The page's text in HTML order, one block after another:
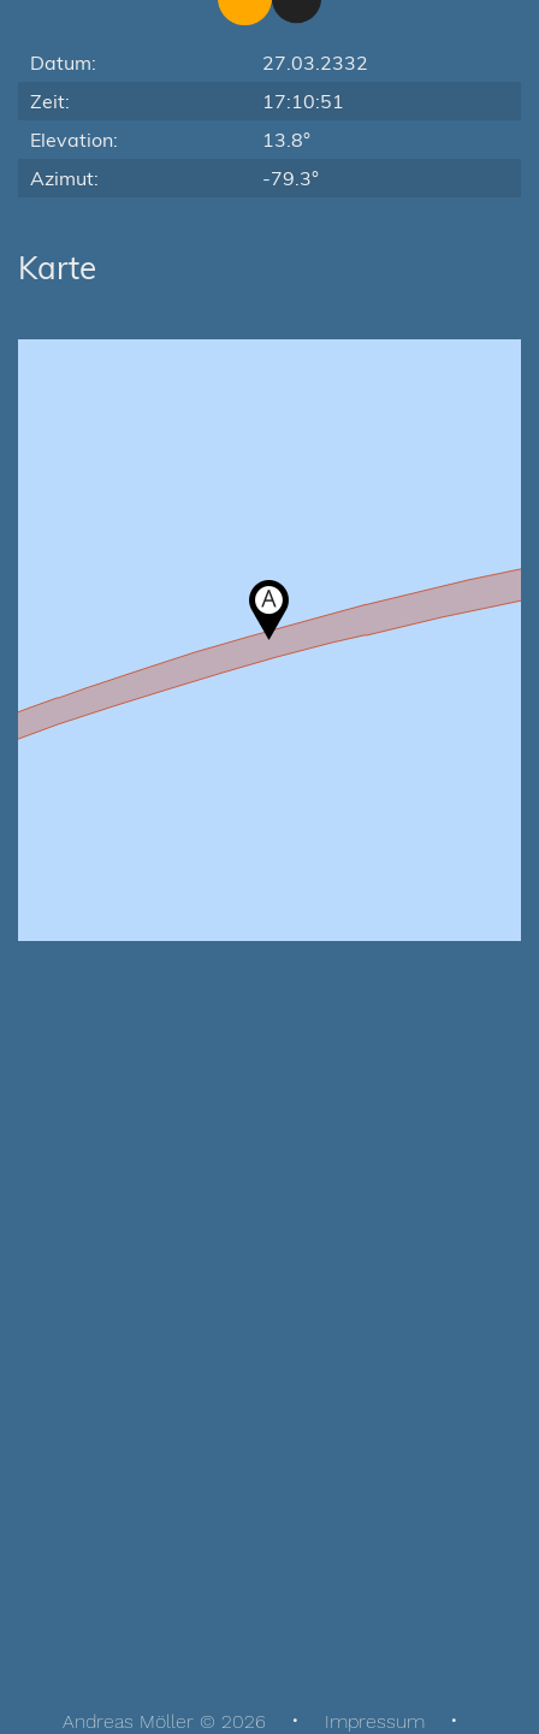
Datum:
27.03.2332
Zeit:
17:10:51
Elevation:
13.8°
Azimut:
-79.3°
Karte
Andreas Möller © 2026 Impressum